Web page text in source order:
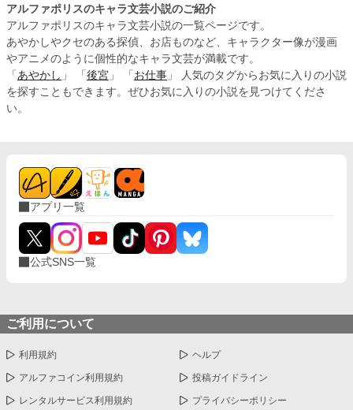
アルファポリスのキャラ文芸小説のご紹介
アルファポリスのキャラ文芸小説の一覧ページです。
あやかしやクセのある探偵、お店ものなど、キャラクター像が漫画
やアニメのように個性的なキャラ文芸が満載です。
「 あやかし 」 「 後宮 」 「 お仕事 」 人気のタグからお気に入りの小説
を探すこともできます。ぜひお気に入りの小説を見つけてくださ
い。
アプリ一覧
公式SNS一覧
ご利用について
利用規約 ヘルプ
アルファコイン利用規約 投稿ガイドライン
レンタルサービス利用規約 プライバシーポリシー